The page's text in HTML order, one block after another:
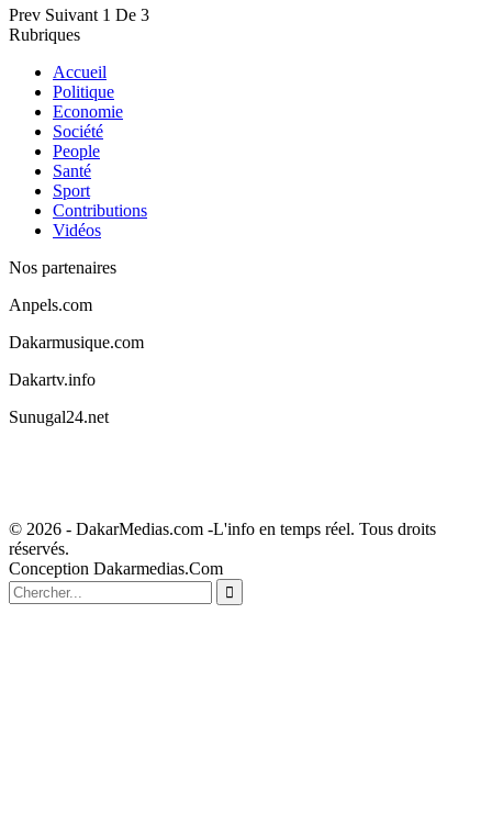
Prev Suivant 1 De 3
Rubriques
Accueil
Politique
Economie
Société
People
Santé
Sport
Contributions
Vidéos
Nos partenaires
Anpels.com
Dakarmusique.com
Dakartv.info
Sunugal24.net
© 2026 - DakarMedias.com -L'info en temps réel. Tous droits
réservés.
Conception Dakarmedias.Com